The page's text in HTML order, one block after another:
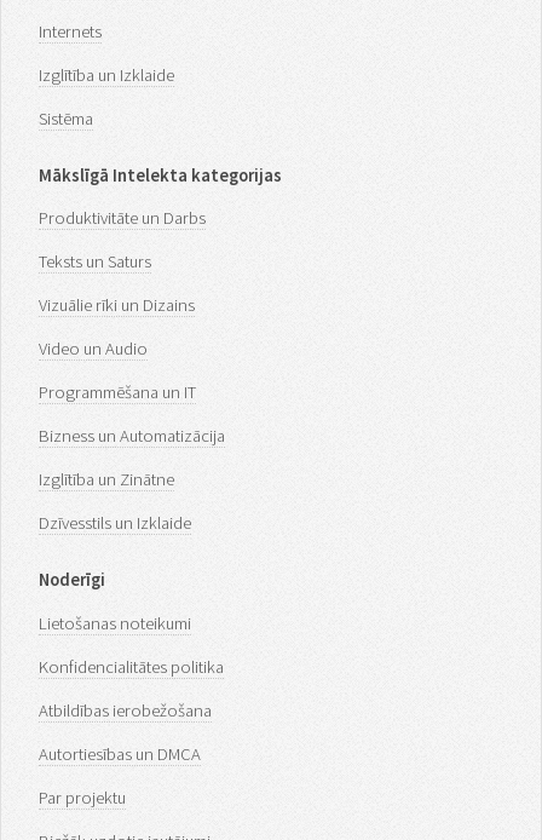
Internets
Izglītība un Izklaide
Sistēma
Mākslīgā Intelekta kategorijas
Produktivitāte un Darbs
Teksts un Saturs
Vizuālie rīki un Dizains
Video un Audio
Programmēšana un IT
Bizness un Automatizācija
Izglītība un Zinātne
Dzīvesstils un Izklaide
Noderīgi
Lietošanas noteikumi
Konfidencialitātes politika
Atbildības ierobežošana
Autortiesības un DMCA
Par projektu